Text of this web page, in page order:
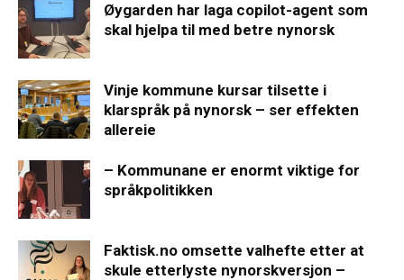
Øygarden har laga copilot-agent som
skal hjelpa til med betre nynorsk
Vinje kommune kursar tilsette i
klarspråk på nynorsk – ser effekten
allereie
– Kommunane er enormt viktige for
språkpolitikken
Faktisk.no omsette valhefte etter at
skule etterlyste nynorskversjon –